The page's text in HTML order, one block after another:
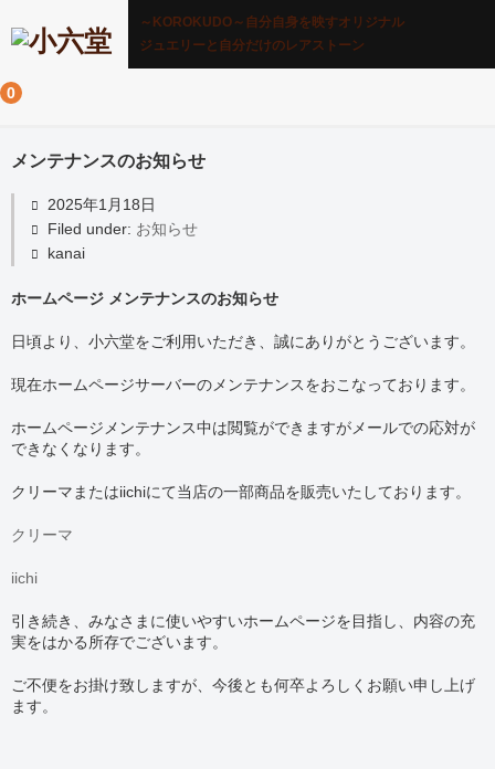
～KOROKUDO～自分自身を映すオリジナル
ジュエリーと自分だけのレアストーン
0
メンテナンスのお知らせ
2025年1月18日
Filed under: お知らせ
kanai
ホームページ メンテナンスのお知らせ
日頃より、小六堂をご利用いただき、誠にありがとうございます。
現在ホームページサーバーのメンテナンスをおこなっております。
ホームページメンテナンス中は閲覧ができますがメールでの応対が
できなくなります。
クリーマまたはiichiにて当店の一部商品を販売いたしております。
クリーマ
iichi
引き続き、みなさまに使いやすいホームページを目指し、内容の充
実をはかる所存でございます。
ご不便をお掛け致しますが、今後とも何卒よろしくお願い申し上げ
ます。